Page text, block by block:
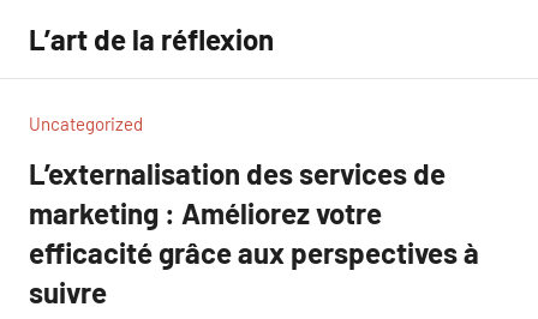
contenu
L’art de la réflexion
Uncategorized
L’externalisation des services de
marketing : Améliorez votre
efficacité grâce aux perspectives à
suivre